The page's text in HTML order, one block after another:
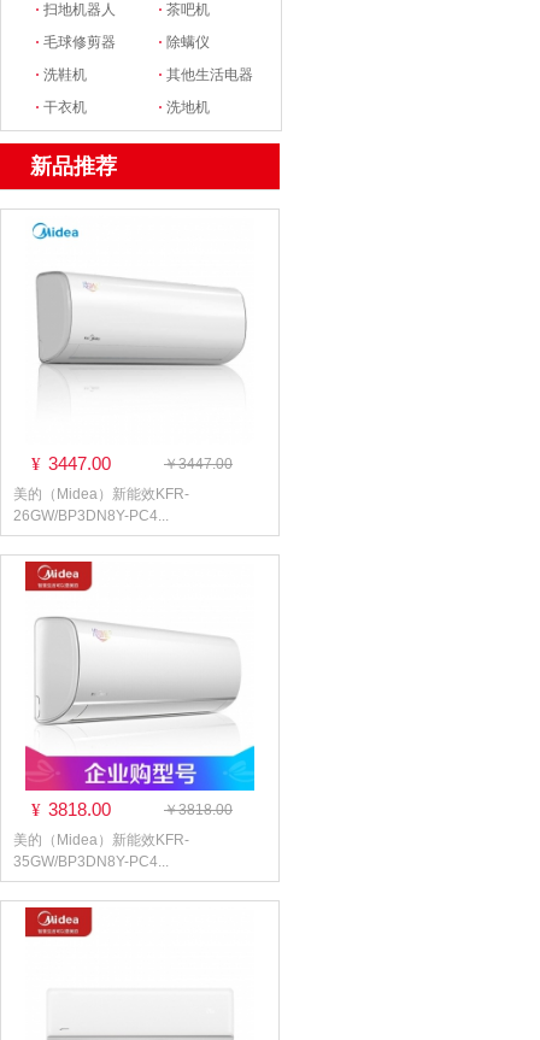
·扫地机器人 ·茶吧机
·毛球修剪器 · 除螨仪
·洗鞋机 ·其他生活电器
·干衣机 ·洗地机
新品推荐
¥ 3447.00
￥3447.00
美的（Midea）新能效KFR-
26GW/BP3DN8Y-PC4...
¥ 3818.00
￥3818.00
美的（Midea）新能效KFR-
35GW/BP3DN8Y-PC4...